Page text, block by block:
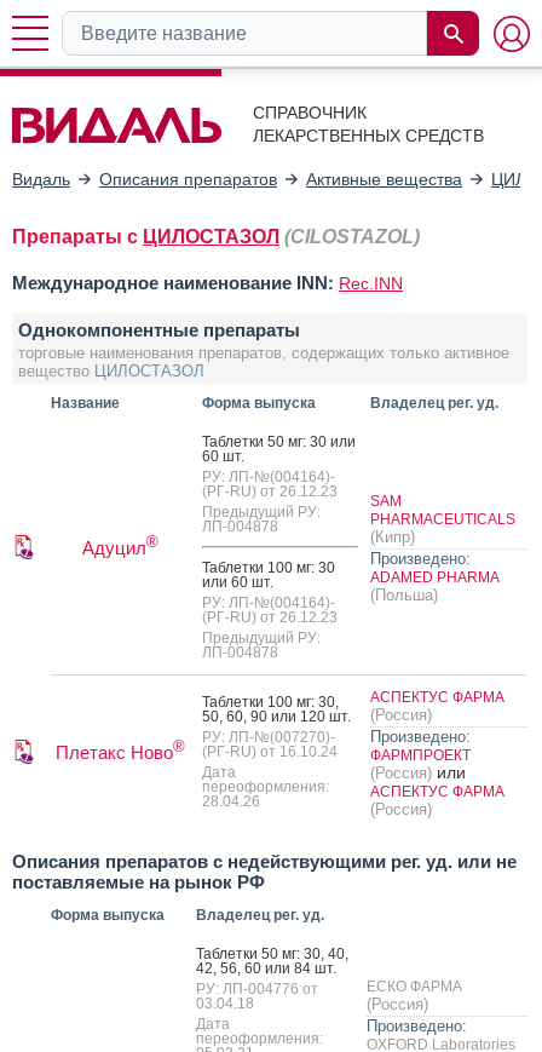
СПРАВОЧНИК
ЛЕКАРСТВЕННЫХ СРЕДСТВ
Видаль Описания препаратов Активные вещества
Препараты с ЦИЛОСТАЗОЛ (CILOSTAZOL)
Международное наименование INN: Rec.INN
Однокомпонентные препараты
торговые наименования препаратов, содержащих только активное
вещество
ЦИЛОСТАЗОЛ
Название Форма выпуска Владелец рег. уд.
Адуцил®
Таб­летки 50 мг: 30 или
60 шт.
РУ: ЛП-№(004164)-
(РГ-RU) от 26.12.23
Предыдущий РУ:
ЛП-004878
Таб­летки 100 мг: 30
или 60 шт.
РУ: ЛП-№(004164)-
(РГ-RU) от 26.12.23
Предыдущий РУ:
ЛП-004878
SAM
PHARMACEUTICALS
(Кипр)
Произведено:
ADAMED PHARMA
(Польша)
Плетакс Ново®
Таб­летки 100 мг: 30,
50, 60, 90 или 120 шт.
РУ: ЛП-№(007270)-
(РГ-RU) от 16.10.24
Дата
переоформления:
28.04.26
АСПЕКТУС ФАРМА
(Россия)
Произведено:
ФАРМПРОЕКТ
(Россия) или
АСПЕКТУС ФАРМА
(Россия)
Описания препаратов с недействующими рег. уд. или не
поставляемые на рынок РФ
Форма выпуска Владелец рег. уд.
Таб­летки 50 мг: 30, 40,
42, 56, 60 или 84 шт.
РУ: ЛП-004776 от
03.04.18
Дата
переоформления:
ЕСКО ФАРМА
(Россия)
Произведено:
OXFORD Laboratories